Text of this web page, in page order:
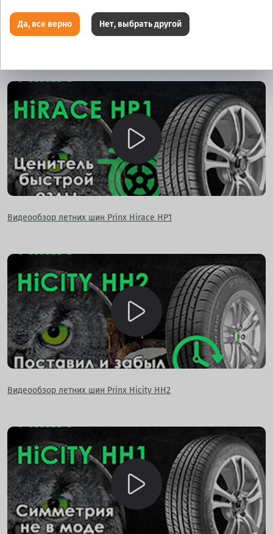
Видеообзор летних шин Prinx Hirace HP1
Видеообзор летних шин Prinx Hicity HH2
Да, все верно Нет, выбрать другой